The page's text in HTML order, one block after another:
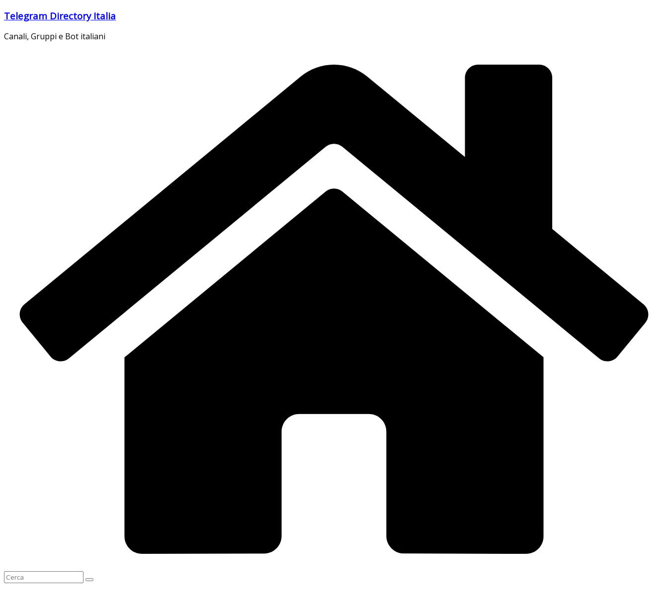
Salta
contenuto
Telegram Directory Italia
Canali, Gruppi e Bot italiani